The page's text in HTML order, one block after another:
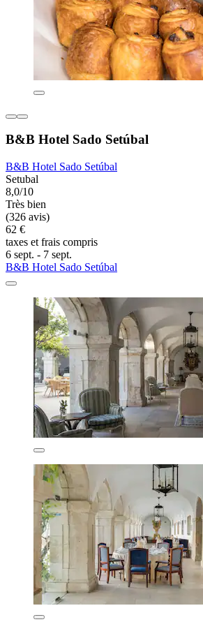
B&B Hotel Sado Setúbal
B&B Hotel Sado Setúbal
Setubal
8,0/10
Très bien
(326 avis)
62 €
taxes et frais compris
6 sept. - 7 sept.
B&B Hotel Sado Setúbal